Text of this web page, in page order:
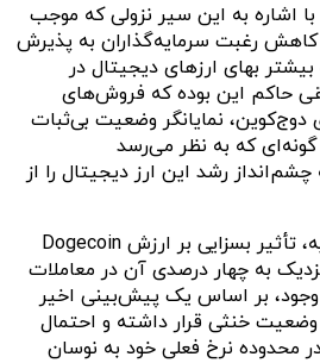
با اشاره به این سیر نزولی که موجب
کاهش رغبت سرمایه‌گذاران به پذیرش
بهای ارزهای دیجیتال در
حاکم این بوده که فروش‌های
نمایانگر وضعیت بی‌ثبات
گونه‌ای که به نظر می‌رسد
چشم‌انداز رشد این ارز دیجیتال را از
این خروج قابل‌توجه سرمایه، تأثیر بسزایی بر ارزش Dogecoin
به چهار درصدی آن در معاملات
وجود، بر اساس یک پیش‌بینی اخیر
خنثی قرار داشته و احتمال
محدوده نرخ فعلی خود به نوسان